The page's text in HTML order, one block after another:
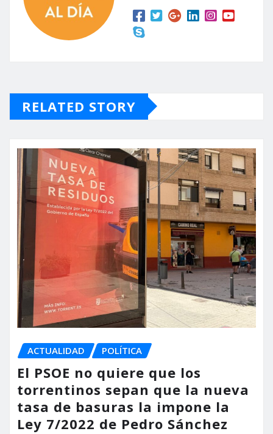
RELATED STORY
ACTUALIDAD POLÍTICA
El PSOE no quiere que los
torrentinos sepan que la nueva
tasa de basuras la impone la
Ley 7/2022 de Pedro Sánchez